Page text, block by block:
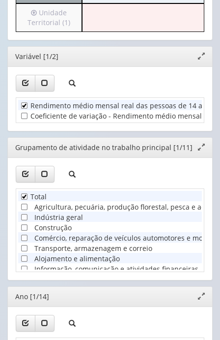
(possui
valor):
o
apenas
1
trabalho
p...
(1)
Irá
para
o
cabeçalho
(possui
apenas
valor):
Unidade
Territorial
(1)
Unidade
Territorial (1)
Editor
janela
Variável [1/2]
Rendimento médio mensal real das pessoas de 14
Coeficiente de variação - Rendimento médio mensal
Editor
janela
Grupamento de atividade no trabalho principal [1/11]
Total
Agricultura, pecuária, produção florestal, pesca e
Indústria geral
Construção
Comércio, reparação de veículos automotores e
Transporte, armazenagem e correio
Alojamento e alimentação
Informação, comunicação e atividades financeiras,
Administração pública, defesa, seguridade social,
Outros serviços
Serviços domésticos
Editor
janela
Ano [1/14]